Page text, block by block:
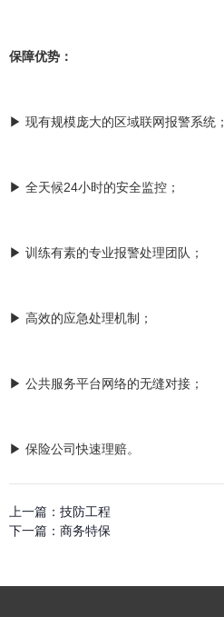
保障优势：
▶ 现有规模庞大的区域联网报警系统；
▶ 全天候24小时的安全监控；
▶ 训练有素的专业报警处理团队；
▶ 高效的应急处理机制；
▶ 公共服务平台网络的无缝对接；
▶ 保险公司快速理赔。
上一篇： 技防工程
下一篇： 商务特保